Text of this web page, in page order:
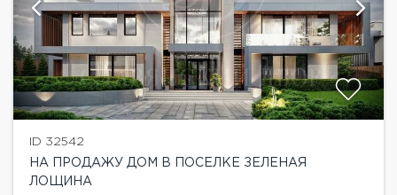
ID 32542
НА ПРОДАЖУ ДОМ В ПОСЕЛКЕ ЗЕЛЕНАЯ
ЛОЩИНА